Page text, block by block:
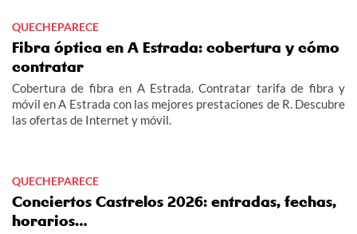
QUECHEPARECE
Fibra óptica en A Estrada: cobertura y cómo
contratar
Cobertura de fibra en A Estrada. Contratar tarifa de fibra y
móvil en A Estrada con las mejores prestaciones de R. Descubre
las ofertas de Internet y móvil.
QUECHEPARECE
Conciertos Castrelos 2026: entradas, fechas,
horarios…